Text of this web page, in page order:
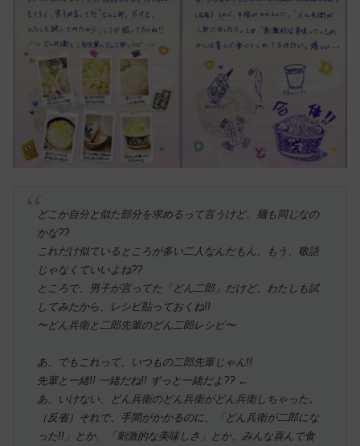
どこか自分と似た部分を求めるって言うけど、麺も同じなの
かな??
これだけ似ているところが多い二人なんだもん、もう、敬語
じゃなくていいよね??
ところで、男子が言ってた「どん二郎」だけど、わたしも試
してみたから、レシピ貼っておくね!!
〜どん兵衛と二郎先輩のどん二郎レシピ〜
あ、でもこれって、いつもの二郎先輩じゃん!!
先輩と一緒!! 一緒だね!! ずっと一緒だよ?? ←
あ、いけない、どん兵衛のどん兵衛がどん兵衛しちゃった。
（反省）それで、手間がかかるのに、「どん兵衛が二郎にな
った!!」とか、「刺激的な美味しさ」とか、みんな喜んで食